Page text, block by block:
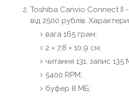
Toshiba Canvio Connect II -
від 2500 рублів.
вага 165 грам;
2 × 7,8 × 10,9 см;
читання 131, запис
5400 RPM;
буфер 8 МБ;